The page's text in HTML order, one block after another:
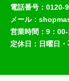
電話番号：0120-
メール：
営業時間：9：
定休日：日曜日